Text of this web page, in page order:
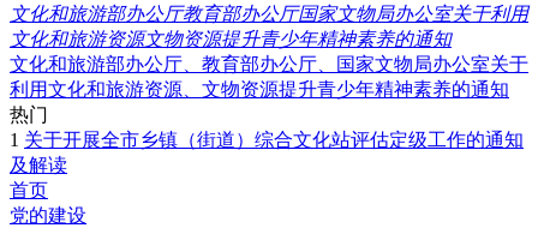
文化和旅游部办公厅教育部办公厅国家文物局办公室关于利用
文化和旅游资源文物资源提升青少年精神素养的通知
文化和旅游部办公厅、教育部办公厅、国家文物局办公室关于
利用文化和旅游资源、文物资源提升青少年精神素养的通知
热门
1 关于开展全市乡镇（街道）综合文化站评估定级工作的通知
及解读
首页
党的建设